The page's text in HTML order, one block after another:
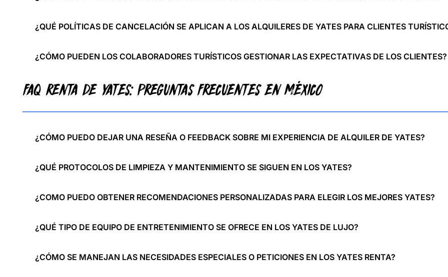
¿QUÉ POLÍTICAS DE CANCELACIÓN SE APLICAN A LOS ALQUILERES DE YATES PARA CLIENTES
¿CÓMO PUEDEN LOS COLABORADORES TURÍSTICOS GESTIONAR LAS EXPECTATIVAS DE LOS CLIENTES?
FAQ RENTA DE YATES: PREGUNTAS FRECUENTES EN MÉXICO
¿CÓMO PUEDO DEJAR UNA RESEÑA O FEEDBACK SOBRE MI EXPERIENCIA DE ALQUILER DE YATES?
¿QUÉ PROTOCOLOS DE LIMPIEZA Y MANTENIMIENTO SE SIGUEN EN LOS YATES?
¿COMO PUEDO OBTENER RECOMENDACIONES PERSONALIZADAS PARA ELEGIR LOS MEJORES YATES?
¿QUÉ TIPO DE EQUIPO DE ENTRETENIMIENTO SE OFRECE EN LOS YATES DE LUJO?
¿CÓMO SE MANEJAN LAS NECESIDADES ESPECIALES O PETICIONES EN LOS YATES RENTA?